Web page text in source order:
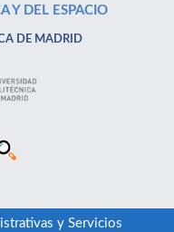
Y DEL ESPACIO
DE MADRID
y Servicios